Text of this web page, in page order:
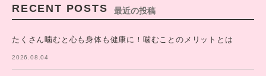
RECENT POSTS 最近の投稿
たくさん噛むと心も身体も健康に！噛むことのメリットとは
2026.08.04